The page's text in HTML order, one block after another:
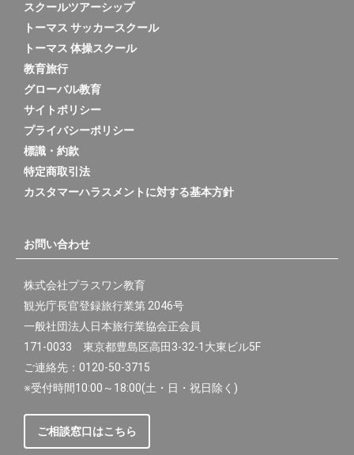
スクールツアーシップ
トーマス サッカースクール
トーマス 体操スクール
教育旅行
グローバル教育
サイトポリシー
プライバシーポリシー
標識・約款
特定商取引法
カスタマーハラスメントに対する基本方針
お問い合わせ
株式会社プラスワン教育
観光庁長官登録旅行業第 2046号
一般社団法人日本旅行業協会正会員
171-0033 東京都豊島区高田3-32-1大東ビル5F
ご連絡先：0120-50-3715
※受付時間10:00～18:00(土・日・祝日除く)
ご相談窓口はこちら